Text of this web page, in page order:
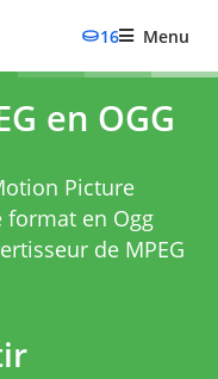
16 Menu
en OGG
Picture
format en Ogg
de MPEG